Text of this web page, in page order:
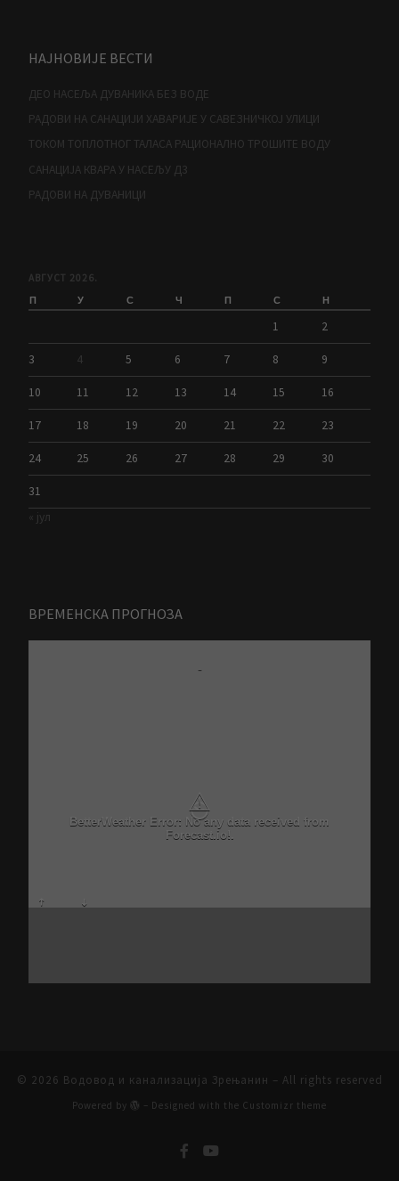
НАЈНОВИЈЕ ВЕСТИ
ДЕО НАСЕЉА ДУВАНИКА БЕЗ ВОДЕ
РАДОВИ НА САНАЦИЈИ ХАВАРИЈЕ У САВЕЗНИЧКОЈ УЛИЦИ
ТОКОМ ТОПЛОТНОГ ТАЛАСА РАЦИОНАЛНО ТРОШИТЕ ВОДУ
САНАЦИЈА КВАРА У НАСЕЉУ Д3
РАДОВИ НА ДУВАНИЦИ
АВГУСТ 2026.
П У С Ч П С Н
1 2
3 4 5 6 7 8 9
10 11 12 13 14 15 16
17 18 19 20 21 22 23
24 25 26 27 28 29 30
31
« јул
ВРЕМЕНСКА ПРОГНОЗА
-
⚠
BetterWeather Error: No any data received from
Forecast.io!.
© 2026 Водовод и канализација Зрењанин – All rights reserved
Powered by – Designed with the Customizr theme